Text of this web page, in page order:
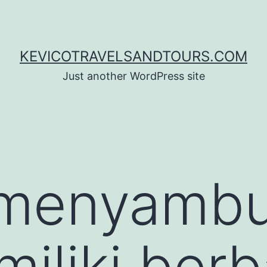
KEVICOTRAVELSANDTOURS.COM
Just another WordPress site